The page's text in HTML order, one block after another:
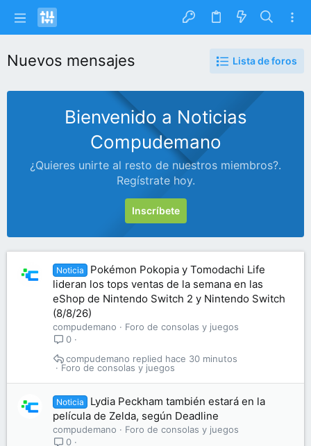
Nuevos mensajes Lista de foros
Bienvenido a Noticias
Compudemano
¿Quieres unirte al resto de nuestros miembros?.
Regístrate hoy.
Inscríbete
Noticia
Pokémon Pokopia y Tomodachi Life
lideran los tops ventas de la semana en las
eShop de Nintendo Switch 2 y Nintendo Switch
(8/8/26)
compudemano
Foro de consolas y juegos
0
Foro de consolas y juegos
hace 30 minutos
compudemano
Noticia
Lydia Peckham también estará en la
película de Zelda, según Deadline
compudemano
Foro de consolas y juegos
0